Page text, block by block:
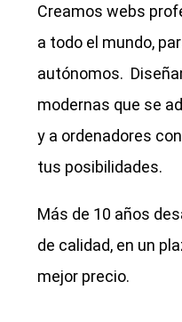
Creamos webs
a todo el mundo,
autónomos.
modernas que se
y a ordenadores
tus posibilidades.
Más de 10 años
de calidad, en un
mejor precio.